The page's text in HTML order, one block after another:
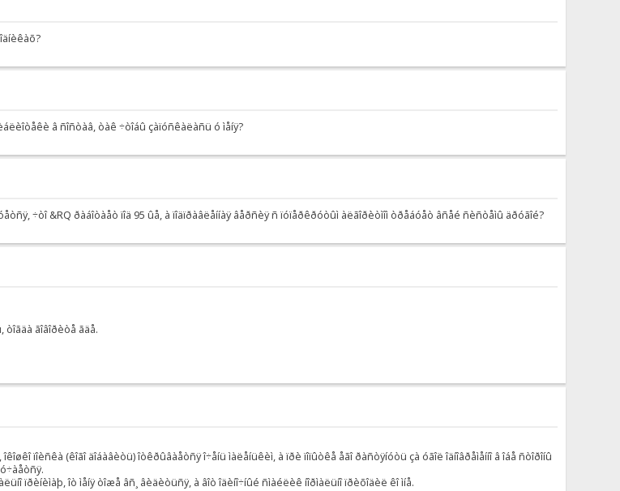
â ñîñòàâ, òàê ÷òîáû çàïóñêàëàñü ó ìåíÿ?
÷òî &RQ ðàáîòàåò ïîä 95 ûå, à ïîäïðàâëåííàÿ âåðñèÿ ñ ïóïåðêðóòûì àëãîðèòìîì òðåáóåò âñåé ñèñòåìû äðóãîé?
òîãäà ãîâîðèòå ãäå.
ïîèñêà (êîãî äîáàâèòü) îòêðûâàåòñÿ î÷åíü ìàëåíüêèì, à ïðè ïîïûòêå åãî ðàñòÿíóòü çà óãîë îäíîâðåìåííî â îáå ñòîðîíû
ïðèíèìàþ, îò ìåíÿ òîæå âñ¸ âèäèòüñÿ, à âîò îäèíî÷íûé ñìàéëèê íîðìàëüíî ïðèõîäèë êî ìíå.